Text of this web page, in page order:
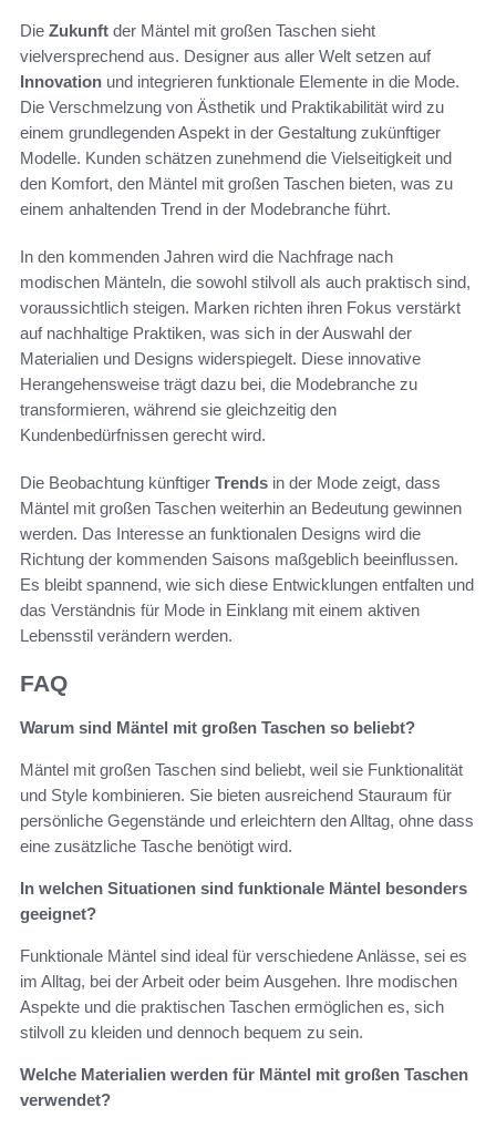
Die Zukunft der Mäntel mit großen Taschen sieht
vielversprechend aus. Designer aus aller Welt setzen auf
Innovation und integrieren funktionale Elemente in die Mode.
Die Verschmelzung von Ästhetik und Praktikabilität wird zu
einem grundlegenden Aspekt in der Gestaltung zukünftiger
Modelle. Kunden schätzen zunehmend die Vielseitigkeit und
den Komfort, den Mäntel mit großen Taschen bieten, was zu
einem anhaltenden Trend in der Modebranche führt.
In den kommenden Jahren wird die Nachfrage nach
modischen Mänteln, die sowohl stilvoll als auch praktisch sind,
voraussichtlich steigen. Marken richten ihren Fokus verstärkt
auf nachhaltige Praktiken, was sich in der Auswahl der
Materialien und Designs widerspiegelt. Diese innovative
Herangehensweise trägt dazu bei, die Modebranche zu
transformieren, während sie gleichzeitig den
Kundenbedürfnissen gerecht wird.
Die Beobachtung künftiger Trends in der Mode zeigt, dass
Mäntel mit großen Taschen weiterhin an Bedeutung gewinnen
werden. Das Interesse an funktionalen Designs wird die
Richtung der kommenden Saisons maßgeblich beeinflussen.
Es bleibt spannend, wie sich diese Entwicklungen entfalten und
das Verständnis für Mode in Einklang mit einem aktiven
Lebensstil verändern werden.
FAQ
Warum sind Mäntel mit großen Taschen so beliebt?
Mäntel mit großen Taschen sind beliebt, weil sie Funktionalität
und Style kombinieren. Sie bieten ausreichend Stauraum für
persönliche Gegenstände und erleichtern den Alltag, ohne dass
eine zusätzliche Tasche benötigt wird.
In welchen Situationen sind funktionale Mäntel besonders
geeignet?
Funktionale Mäntel sind ideal für verschiedene Anlässe, sei es
im Alltag, bei der Arbeit oder beim Ausgehen. Ihre modischen
Aspekte und die praktischen Taschen ermöglichen es, sich
stilvoll zu kleiden und dennoch bequem zu sein.
Welche Materialien werden für Mäntel mit großen Taschen
verwendet?